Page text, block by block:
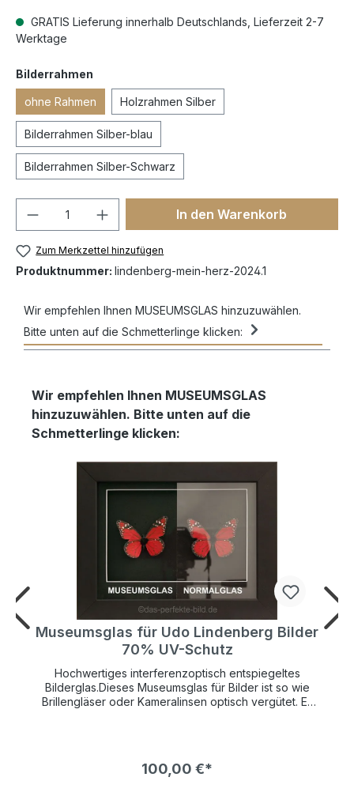
GRATIS Lieferung innerhalb Deutschlands, Lieferzeit 2-7
Werktage
Bilderrahmen
ohne Rahmen Holzrahmen Silber
Bilderrahmen Silber-blau
Bilderrahmen Silber-Schwarz
In den Warenkorb
Zum Merkzettel hinzufügen
Produktnummer: lindenberg-mein-herz-2024.1
Wir empfehlen Ihnen MUSEUMSGLAS hinzuzuwählen.
Bitte unten auf die Schmetterlinge klicken:
Wir empfehlen Ihnen MUSEUMSGLAS
hinzuzuwählen. Bitte unten auf die
Schmetterlinge klicken:
Museumsglas für Udo Lindenberg Bilder
70% UV-Schutz
Hochwertiges interferenzoptisch entspiegeltes
Bilderglas.Dieses Museumsglas für Bilder ist so wie
Brillengläser oder Kameralinsen optisch vergütet. Es
und kontrastreicher als bei normalem Bilderglas NUR
100,00 €*